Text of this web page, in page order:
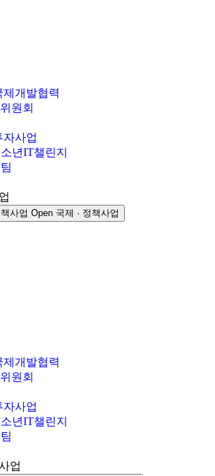
제개발협력
원회
자사업
년IT챌린지
사업 Open 국제 · 정책사업
제개발협력
원회
자사업
년IT챌린지
업